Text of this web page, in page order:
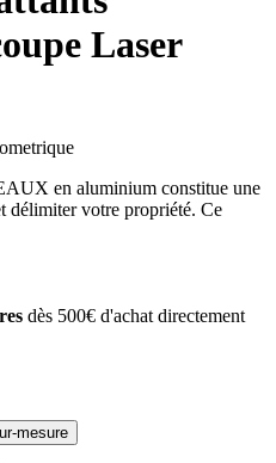
Laser
en aluminium constitue une
délimiter votre propriété. Ce
dès 500€ d'achat directement
mesure